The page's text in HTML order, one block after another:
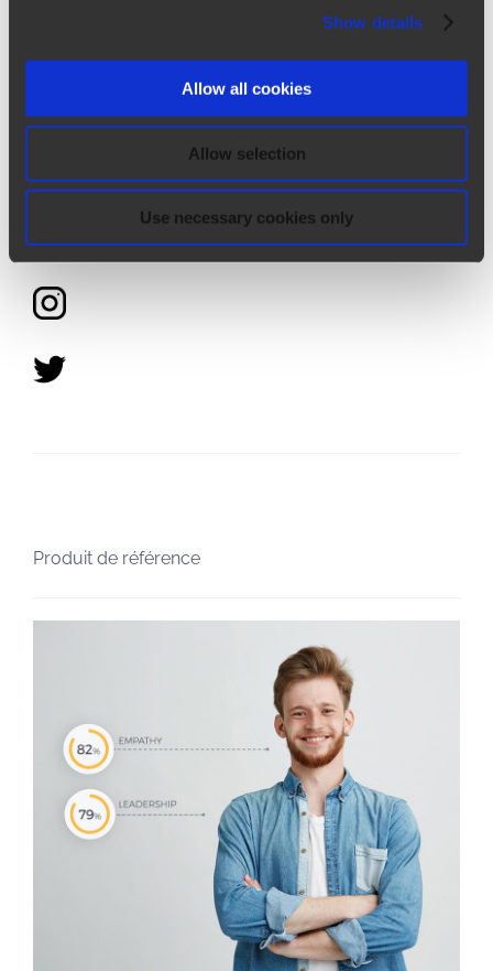
Show details
Allow all cookies
Allow selection
Use necessary cookies only
Produit de référence